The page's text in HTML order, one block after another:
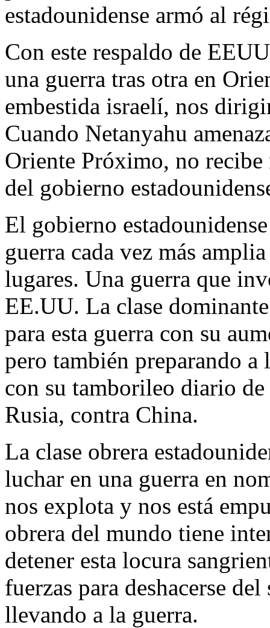
estadounidense armó al
Con este respaldo de
una guerra tras otra en
embestida israelí, nos
Cuando Netanyahu
Oriente Próximo, no
del gobierno
El gobierno
guerra cada vez más
lugares. Una guerra que
EE.UU. La clase
para esta guerra con su
pero también preparando
con su tamborileo diario
Rusia, contra China.
La clase obrera
luchar en una guerra en
nos explota y nos está
obrera del mundo tiene
detener esta locura
fuerzas para deshacerse
llevando a la guerra.